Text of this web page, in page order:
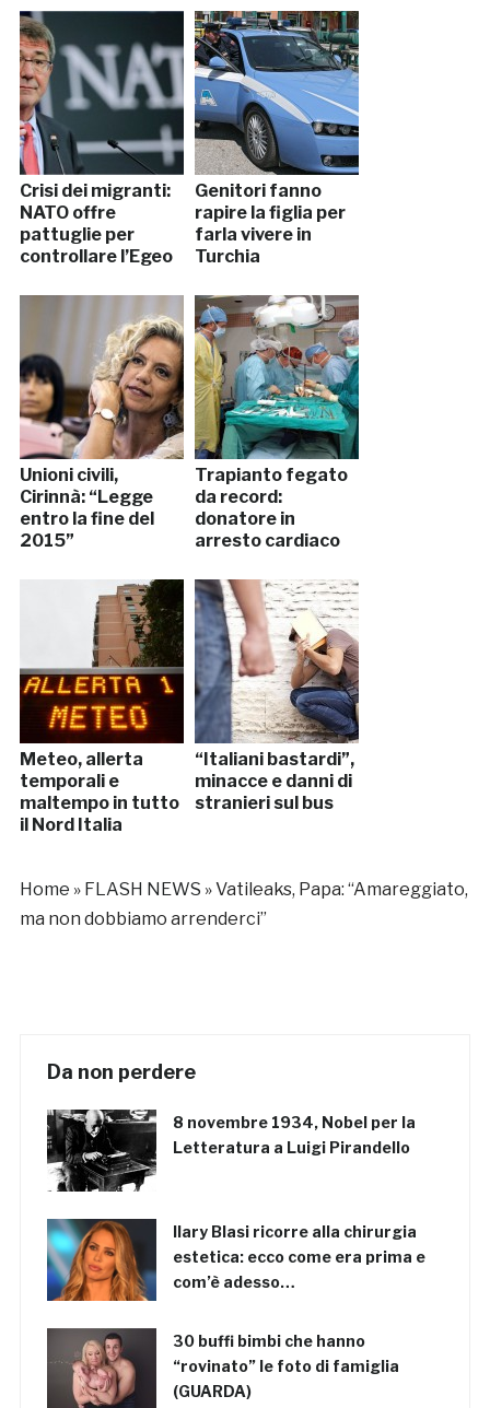
Crisi dei migranti:
NATO offre
pattuglie per
controllare l’Egeo
Genitori fanno
rapire la figlia per
farla vivere in
Turchia
Unioni civili,
Cirinnà: “Legge
entro la fine del
2015”
Trapianto fegato
da record:
donatore in
arresto cardiaco
Meteo, allerta
temporali e
maltempo in tutto
il Nord Italia
“Italiani bastardi”,
minacce e danni di
stranieri sul bus
Home » FLASH NEWS »Vatileaks, Papa: “Amareggiato,
ma non dobbiamo arrenderci”
Da non perdere
8 novembre 1934, Nobel per la
Letteratura a Luigi Pirandello
Ilary Blasi ricorre alla chirurgia
estetica: ecco come era prima e
com’è adesso…
30 buffi bimbi che hanno
“rovinato” le foto di famiglia
(GUARDA)